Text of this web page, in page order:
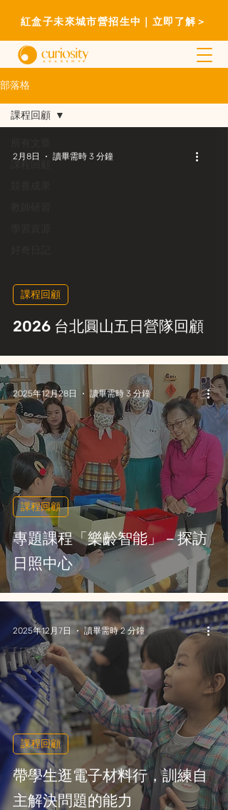
紅盒子未來城市營招生中｜立即了解＞
部落格
課程回顧
課程回顧
2026 台北圓山五日營隊回顧
課程回顧
2月8日 讀畢需時 3 分鐘
專題課程「樂齡智能」－探訪
日照中心
課程回顧
2025年12月28日 讀畢需時 3 分鐘
帶學生逛電子材料行，訓練自
主解決問題的能力
課程回顧
2025年12月7日 讀畢需時 2 分鐘